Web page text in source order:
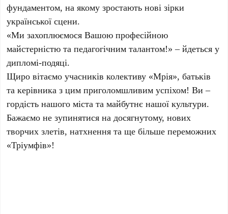
фундаментом, на якому зростають нові зірки
української сцени.
«Ми захоплюємося Вашою професійною
майстерністю та педагогічним талантом!» – йдеться у
дипломі-подяці.
Щиро вітаємо учасників колективу «Мрія», батьків
та керівника з цим приголомшливим успіхом! Ви –
гордість нашого міста та майбутнє нашої культури.
Бажаємо не зупинятися на досягнутому, нових
творчих злетів, натхнення та ще більше переможних
«Тріумфів»!